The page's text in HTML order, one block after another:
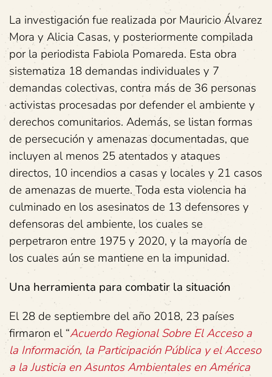
La investigación fue realizada por Mauricio Álvarez
Mora y Alicia Casas, y posteriormente compilada
por la periodista Fabiola Pomareda. Esta obra
sistematiza 18 demandas individuales y 7
demandas colectivas, contra más de 36 personas
activistas procesadas por defender el ambiente y
derechos comunitarios. Además, se listan formas
de persecución y amenazas documentadas, que
incluyen al menos 25 atentados y ataques
directos, 10 incendios a casas y locales y 21 casos
de amenazas de muerte. Toda esta violencia ha
culminado en los asesinatos de 13 defensores y
defensoras del ambiente, los cuales se
perpetraron entre 1975 y 2020, y la mayoría de
los cuales aún se mantiene en la impunidad.
Una herramienta para combatir la situación
El 28 de septiembre del año 2018, 23 países
firmaron el “Acuerdo Regional Sobre El Acceso a
la Información, la Participación Pública y el Acceso
a la Justicia en Asuntos Ambientales en América